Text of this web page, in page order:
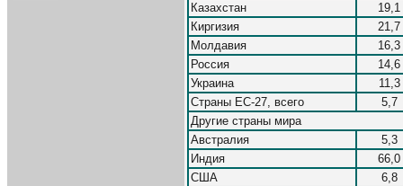
Казахстан
19,1
Киргизия
21,7
Молдавия
16,3
Россия
14,6
Украина
11,3
Страны ЕС-27, всего
5,7
Другие страны мира
Австралия
5,3
Индия
66,0
США
6,8